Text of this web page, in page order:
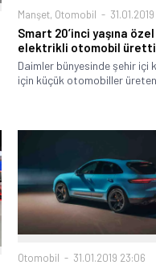
Manşet, Otomobil
Smart 20’inci yaşına özel
elektrikli otomobil üretti
Daimler bünyesinde şehir içi
için küçük otomobiller
Otomobil 31.01.2019 23:06